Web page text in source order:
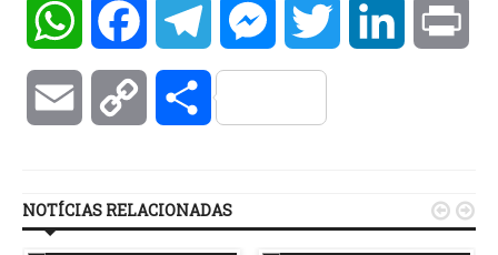
WhatsAppFacebookTelegramMessengerTwitter LinkedIn
Email Copy Compartilhar
NOTÍCIAS RELACIONADAS  